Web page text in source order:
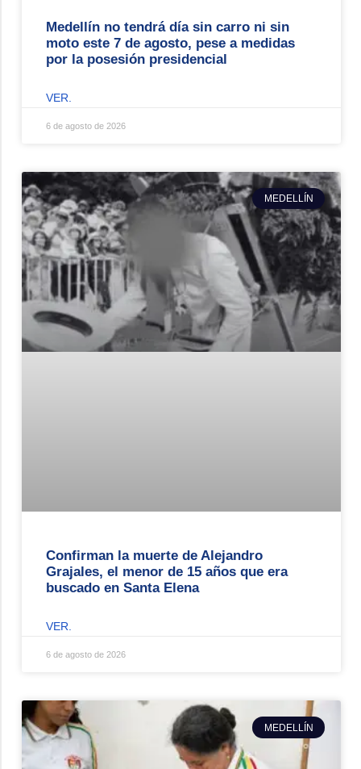
Medellín no tendrá día sin carro ni sin
moto este 7 de agosto, pese a medidas
por la posesión presidencial
VER.
6 de agosto de 2026
MEDELLÍN
Confirman la muerte de Alejandro
Grajales, el menor de 15 años que era
buscado en Santa Elena
VER.
6 de agosto de 2026
MEDELLÍN